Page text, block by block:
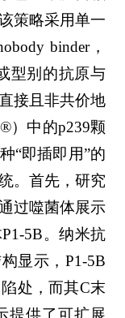
策略采用单一
binder，
型别的抗原与
接且非共价地
）中的p239颗
“即插即用”的
。首先，研究
过噬菌体展示
5B。纳米抗
显示，P1-5B
处，而其C末
提供了可扩展